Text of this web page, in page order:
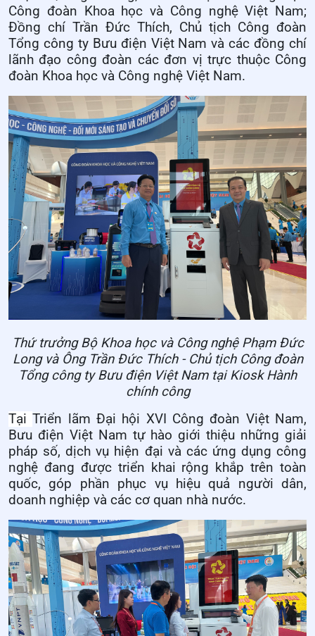
Công đoàn Khoa học và Công nghệ Việt Nam;
Đồng chí Trần Đức Thích, Chủ tịch Công đoàn
Tổng công ty Bưu điện Việt Nam và các đồng chí
lãnh đạo công đoàn các đơn vị trực thuộc Công
đoàn Khoa học và Công nghệ Việt Nam.
Thứ trưởng Bộ Khoa học và Công nghệ Phạm Đức
Long và Ông Trần Đức Thích - Chủ tịch Công đoàn
Tổng công ty Bưu điện Việt Nam tại Kiosk Hành
chính công
TạiTriển lãm Đại hội XVI Công đoàn Việt Nam,
Bưu điện Việt Nam tự hào giới thiệu những giải
pháp số, dịch vụ hiện đại và các ứng dụng công
nghệ đang được triển khai rộng khắp trên toàn
quốc, góp phần phục vụ hiệu quả người dân,
doanh nghiệp và các cơ quan nhà nước.